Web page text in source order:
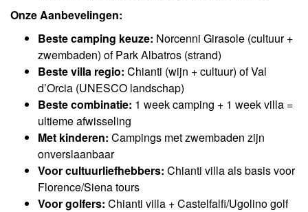
Onze Aanbevelingen:
Beste camping keuze: Norcenni Girasole (cultuur +
zwembaden) of Park Albatros (strand)
Beste villa regio: Chianti (wijn + cultuur) of Val
d’Orcia (UNESCO landschap)
Beste combinatie: 1 week camping + 1 week villa =
ultieme afwisseling
Met kinderen: Campings met zwembaden zijn
onverslaanbaar
Voor cultuurliefhebbers: Chianti villa als basis voor
Florence/Siena tours
Voor golfers: Chianti villa + Castelfalfi/Ugolino golf